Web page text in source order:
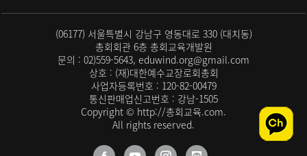
(06177) 서울특별시 강남구 영동대로 330 (대치동)
총회회관 6층 총회교육개발원
문의 : 02)559-5643, eduwind.org@gmail.com
상호 : (재)대한예수교장로회총회
사업자등록번호 : 120-82-00479
통신판매업신고번호 : 강남-1505
Copyright © http://총회교육.com.
All rights reserved.